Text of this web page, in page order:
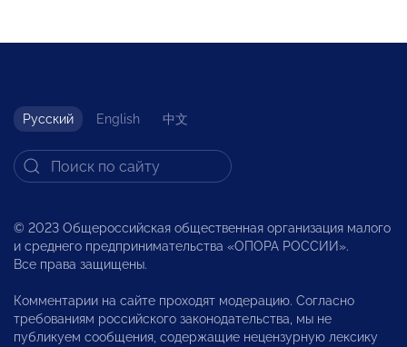
Русский English 中文
© 2023 Общероссийская общественная организация малого
и среднего предпринимательства «ОПОРА РОССИИ».
Все права защищены.
Комментарии на сайте проходят модерацию. Согласно
требованиям российского законодательства, мы не
публикуем сообщения, содержащие нецензурную лексику